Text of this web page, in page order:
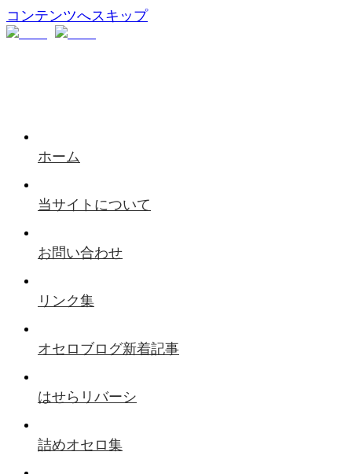
コンテンツへスキップ
ホーム
当サイトについて
お問い合わせ
リンク集
オセロブログ新着記事
はせらリバーシ
詰めオセロ集